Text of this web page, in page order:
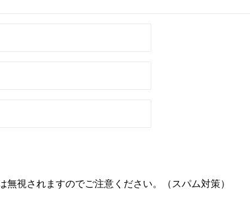
無視されますのでご注意ください。（スパム対策）